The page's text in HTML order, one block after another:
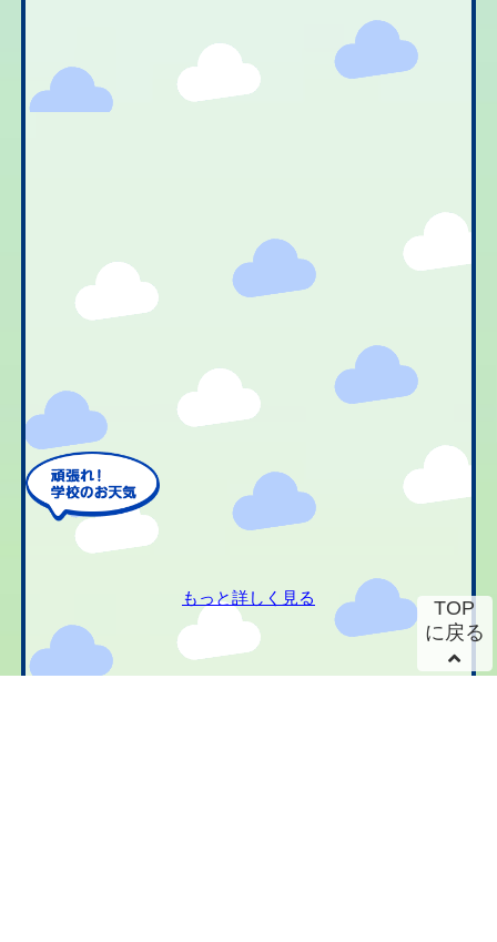
もっと詳しく見る
TOP
に戻る